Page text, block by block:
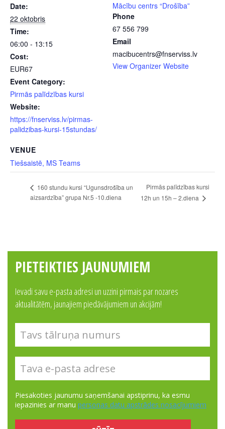
Date:
22 oktobris
Time:
06:00 - 13:15
Cost:
EUR67
Event Category:
Pirmās palīdzības kursi
Website:
https://fnserviss.lv/pirmas-
palidzibas-kursi-15stundas/
VENUE
Tiešsaistē, MS Teams
Mācību centrs “Drošība”
Phone
67 556 799
Email
macibucentrs@fnserviss.lv
View Organizer Website
160 stundu kursi “Ugunsdrošība un
aizsardzība” grupa Nr.5 -10.diena
Pirmās palīdzības kursi
12h un 15h – 2.diena
PIETEIKTIES JAUNUMIEM
Ievadi savu e-pasta adresi un uzzini pirmais par nozares
aktualitātēm, jaunajiem piedāvājumiem un akcijām!
Piesakoties jaunumu saņemšanai apstiprinu, ka esmu
iepazinies ar manu personas datu apstrādes nosacījumiem